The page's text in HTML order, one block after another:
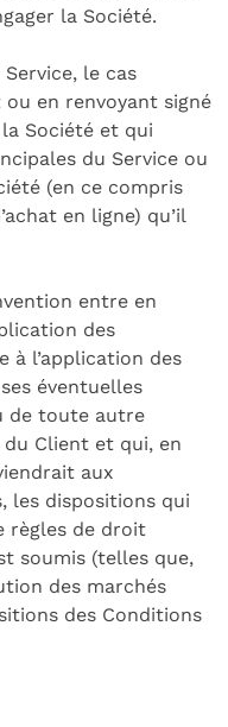
la Société.
le cas
en renvoyant signé
Société et qui
du Service ou
(en ce compris
en ligne) qu’il
entre en
des
à l’application des
éventuelles
de toute autre
Client et qui, en
aux
les dispositions qui
règles de droit
soumis (telles que,
des marchés
des Conditions